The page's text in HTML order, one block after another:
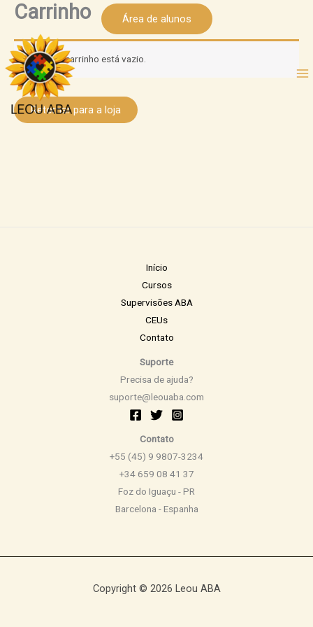
conteúdo
Área de alunos
Carrinho
Seu carrinho está vazio.
Retornar para a loja
Início
Cursos
Supervisões ABA
CEUs
Contato
Suporte
Precisa de ajuda?
suporte@leouaba.com
Contato
+55 (45) 9 9807-3234
+34 659 08 41 37
Foz do Iguaçu - PR
Barcelona - Espanha
Copyright © 2026 Leou ABA